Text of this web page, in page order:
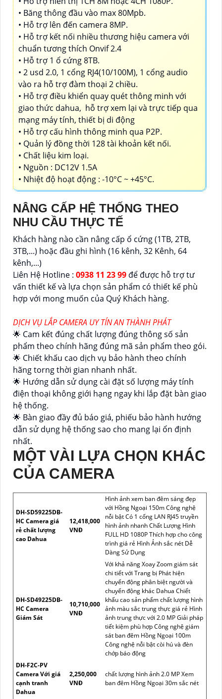
• Băng thông đầu vào max 80Mpb.
• Hỗ trợ lên đến camera 8MP.
• Hỗ trợ kết nối nhiều thương hiệu camera với
chuẩn tương thích Onvif 2.4
• Hỗ trợ 1 ổ cứng 8TB.
• 2 usd 2.0, 1 cổng RJ4(10/100M), 1 cổng audio
vào ra hỗ trợ đàm thoại 2 chiều.
• Hỗ trợ điều khiển quay quét thông minh với
giao thức dahua, hỗ trợ xem lại và trực tiếp qua
mạng máy tính, thiết bị di động
• Hỗ trợ cấu hình thông minh qua P2P.
• Quản lý đồng thời 128 tài khoản kết nối.
• Chất liệu kim loại.
• Nguồn : DC12V 1.5A
• Nhiệt độ hoạt động : -10°C ~ +45°C.
NÂNG CẤP HỆ THỐNG THEO
NHU CẦU THỰC TẾ
Khách hàng nào cần nâng cấp ổ cứng (1TB, 2TB,
3TB,...) hoặc đầu ghi hình (16 kênh, 32 Kênh, 64
kênh,...)
Liên Hệ Hotline : 0938 11 23 99 để được hỗ trợ tư
vấn thiết kế và lựa chọn sản phẩm có thiết kế phù
hợp với mong muốn của Quý Khách hàng.
DỊCH VỤ LẮP CAMERA UY TÍN AN THÀNH PHÁT
🌟 Cam kết đúng chất lượng đúng thông số sản
phẩm theo chính hãng đúng mã sản phẩm theo gói.
🌟 Chiết khấu cao dịch vụ bảo hành theo chính
hãng torng thời gian nhanh nhất.
🌟 Hướng dẫn sử dụng cài đặt số lượng máy tính
điện thoại không giới hạng ngay khi lắp đặt bàn giao
hệ thống.
🌟 Bàn giao đầy đủ báo giá, phiếu bảo hành hướng
dẫn sử dụng hệ thống sao cho mang lại ổn định
nhất.
MỘT VÀI LỰA CHỌN KHÁC
CỦA CAMERA
DH-SD59225DB-
HC Camera giá
rẻ chất lượng
cao Dahua
12,418,000
VNĐ
Hình ảnh xem ban đêm sáng đẹp
với Hồng Ngoại 150m Công nghệ
nỗi bật Có 1 cổng LAN RJ45 truyền
hình ảnh nhanh Chất Lượng Hình
FULL HD 1080P Thích hợp cho công
trình giá rẻ Hình Ảnh sắc nét Dễ
Dàng Sử Dụng
DH-SD49225DB-
HC Camera
Giám Sát
10,710,000
VNĐ
Với khả năng Xoay Zoom giám sát
chi tiết với Trang bị Phát hiện
chuyển động phân biệt người và
chuyển động khác Dahua Chiết
khấu cao sản phẩm chất lượng hình
ảnh màu sắc trung thực giá rẻ Hình
ảnh trung thực với 2.0 MP Giải pháp
tiết kiệm phù hợp Công nghệ giám
sát ban đêm Hồng Ngoại 100m
Công nghệ nỗi bật còi hú và đèn
chớp báo động
DH-F2C-PV
Camera Với giá
cạnh tranh
Dahua
2,250,000
VNĐ
chất lượng hình ảnh 2.0 MP Xem
ban đêm Hồng Ngoại 30m sắc nét